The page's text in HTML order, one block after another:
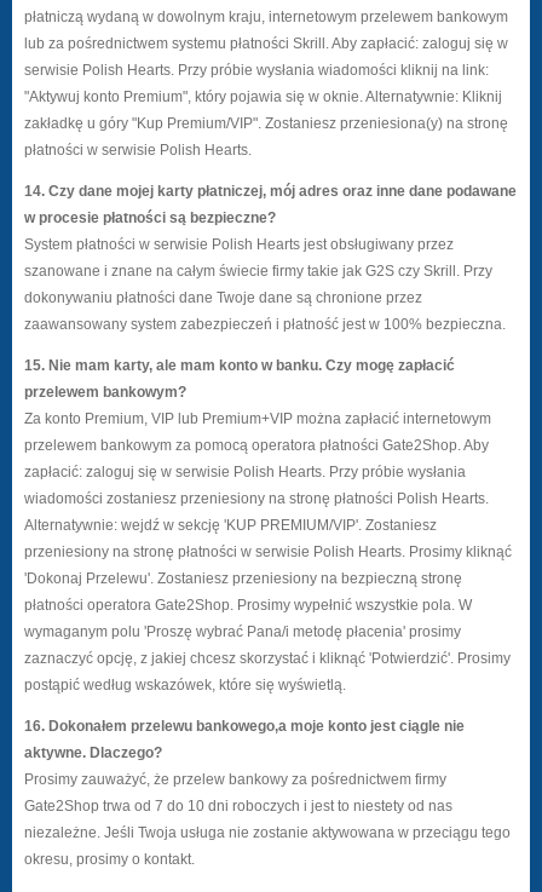
płatniczą wydaną w dowolnym kraju, internetowym przelewem bankowym
lub za pośrednictwem systemu płatności Skrill. Aby zapłacić: zaloguj się w
serwisie Polish Hearts. Przy próbie wysłania wiadomości kliknij na link:
"Aktywuj konto Premium", który pojawia się w oknie. Alternatywnie: Kliknij
zakładkę u góry "Kup Premium/VIP". Zostaniesz przeniesiona(y) na stronę
płatności w serwisie Polish Hearts.
14. Czy dane mojej karty płatniczej, mój adres oraz inne dane podawane
w procesie płatności są bezpieczne?
System płatności w serwisie Polish Hearts jest obsługiwany przez
szanowane i znane na całym świecie firmy takie jak G2S czy Skrill. Przy
dokonywaniu płatności dane Twoje dane są chronione przez
zaawansowany system zabezpieczeń i płatność jest w 100% bezpieczna.
15. Nie mam karty, ale mam konto w banku. Czy mogę zapłacić
przelewem bankowym?
Za konto Premium, VIP lub Premium+VIP można zapłacić internetowym
przelewem bankowym za pomocą operatora płatności Gate2Shop. Aby
zapłacić: zaloguj się w serwisie Polish Hearts. Przy próbie wysłania
wiadomości zostaniesz przeniesiony na stronę płatności Polish Hearts.
Alternatywnie: wejdź w sekcję 'KUP PREMIUM/VIP'. Zostaniesz
przeniesiony na stronę płatności w serwisie Polish Hearts. Prosimy kliknąć
'Dokonaj Przelewu'. Zostaniesz przeniesiony na bezpieczną stronę
płatności operatora Gate2Shop. Prosimy wypełnić wszystkie pola. W
wymaganym polu 'Proszę wybrać Pana/i metodę płacenia' prosimy
zaznaczyć opcję, z jakiej chcesz skorzystać i kliknąć 'Potwierdzić'. Prosimy
postąpić według wskazówek, które się wyświetlą.
16. Dokonałem przelewu bankowego,a moje konto jest ciągle nie
aktywne. Dlaczego?
Prosimy zauważyć, że przelew bankowy za pośrednictwem firmy
Gate2Shop trwa od 7 do 10 dni roboczych i jest to niestety od nas
niezależne. Jeśli Twoja usługa nie zostanie aktywowana w przeciągu tego
okresu, prosimy o kontakt.